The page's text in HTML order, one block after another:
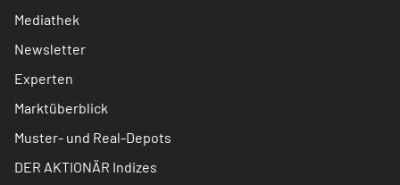
Mediathek
Newsletter
Experten
Marktüberblick
Muster- und Real-Depots
DER AKTIONÄR Indizes